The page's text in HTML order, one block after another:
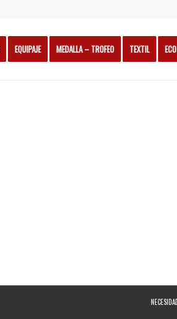
EQUIPAJE MEDALLA – TROFEO TEXTIL ECO